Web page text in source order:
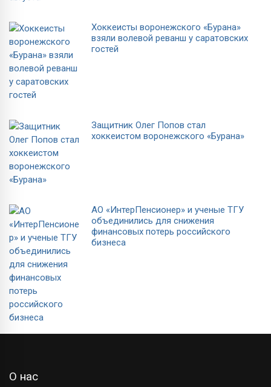
Хоккеисты воронежского «Бурана»
взяли волевой реванш у саратовских
гостей
Защитник Олег Попов стал
хоккеистом воронежского «Бурана»
АО «ИнтерПенсионер» и ученые ТГУ
объединились для снижения
финансовых потерь российского
бизнеса
О нас